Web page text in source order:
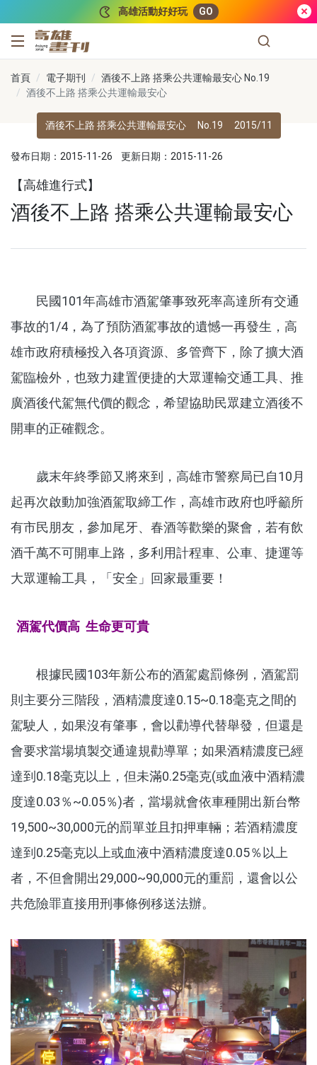
高雄活動好好玩 GO
高雄畫刊
首頁 電子期刊
酒後不上路 搭乘公共運輸最安心 No.19
酒後不上路 搭乘公共運輸最安心
酒後不上路 搭乘公共運輸最安心 No.19 2015/11
發布日期：2015-11-26 更新日期：2015-11-26
【高雄進行式】
酒後不上路 搭乘公共運輸最安心
民國101年高雄市酒駕肇事致死率高達所有交通
事故的1/4，為了預防酒駕事故的遺憾一再發生，高
雄市政府積極投入各項資源、多管齊下，除了擴大酒
駕臨檢外，也致力建置便捷的大眾運輸交通工具、推
廣酒後代駕無代價的觀念，希望協助民眾建立酒後不
開車的正確觀念。
歲末年終季節又將來到，高雄市警察局已自10月
起再次啟動加強酒駕取締工作，高雄市政府也呼籲所
有市民朋友，參加尾牙、春酒等歡樂的聚會，若有飲
酒千萬不可開車上路，多利用計程車、公車、捷運等
大眾運輸工具，「安全」回家最重要！
酒駕代價高 生命更可貴
根據民國103年新公布的酒駕處罰條例，酒駕罰
則主要分三階段，酒精濃度達0.15~0.18毫克之間的
駕駛人，如果沒有肇事，會以勸導代替舉發，但還是
會要求當場填製交通違規勸導單；如果酒精濃度已經
達到0.18毫克以上，但未滿0.25毫克(或血液中酒精濃
度達0.03％~0.05％)者，當場就會依車種開出新台幣
19,500~30,000元的罰單並且扣押車輛；若酒精濃度
達到0.25毫克以上或血液中酒精濃度達0.05％以上
者，不但會開出29,000~90,000元的重罰，還會以公
共危險罪直接用刑事條例移送法辦。